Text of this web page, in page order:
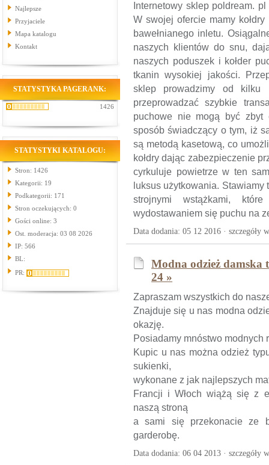
Najlepsze
Przyjaciele
Mapa katalogu
Kontakt
STATYSTYKA PAGERANK:
1426
STATYSTYKI KATALOGU:
Stron: 1426
Kategorii: 19
Podkategorii: 171
Stron oczekujących: 0
Gości online: 3
Ost. moderacja: 03 08 2026
IP: 566
BL:
PR:
Internetowy sklep poldream.
W swojej ofercie mamy
bawełnianego inletu.
naszych klientów do snu,
naszych poduszek i kołder
tkanin wysokiej jakości.
sklep prowadzimy od kilku
przeprowadzać szybkie
puchowe nie mogą być zbyt
sposób świadczący o tym, iż
są metodą kasetową, co
kołdry dając zabezpieczenie
cyrkuluje powietrze w ten
luksus użytkowania.
strojnymi wstążkami,
wydostawaniem się puchu na
Data dodania: 05 12 2016 · szczegóły
Modna odzież damska
24 »
Zapraszam wszystkich do
Znajduje się u nas modna
okazję.
Posiadamy mnóstwo modnych
Kupic u nas można odzież
sukienki,
wykonane z jak najlepszych
Francji i Włoch wiążą się z
naszą stroną
a sami się przekonacie ze
garderobę.
Data dodania: 06 04 2013 · szczegóły